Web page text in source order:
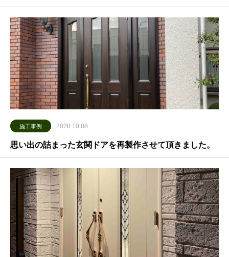
施工事例 2020.10.08
思い出の詰まった玄関ドアを再製作させて頂きました。